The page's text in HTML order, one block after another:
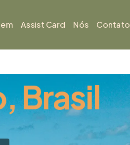
Assist Card Nós Contato
Brasil